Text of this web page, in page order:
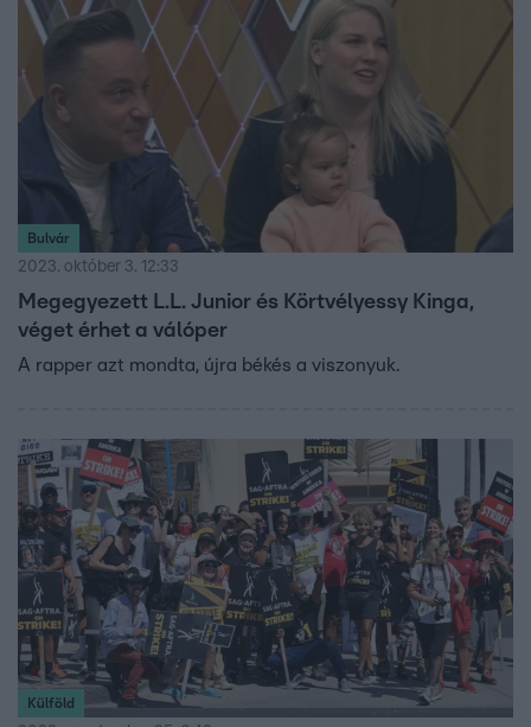
Bulvár
2023. október 3. 12:33
Megegyezett L.L. Junior és Körtvélyessy Kinga,
véget érhet a válóper
A rapper azt mondta, újra békés a viszonyuk.
Külföld